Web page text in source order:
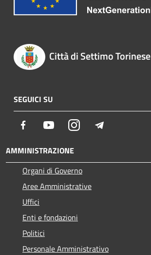
Città di Settimo Torinese
SEGUICI SU
Facebook YoutubeInstagram
AMMINISTRAZIONE
Organi di Governo
Aree Amministrative
Uffici
Enti e fondazioni
Politici
Personale Amministrativo